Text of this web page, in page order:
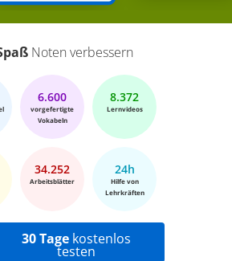
Noten verbessern
6.600
vorgefertigte
Vokabeln
8.372
Lernvideos
34.252
Arbeitsblätter
24h
Hilfe von
Lehrkräften
30 Tage kostenlos
testen